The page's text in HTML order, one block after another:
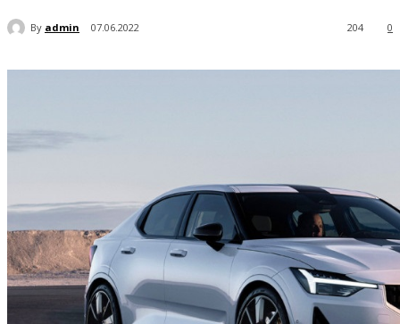
By admin 07.06.2022 0
204